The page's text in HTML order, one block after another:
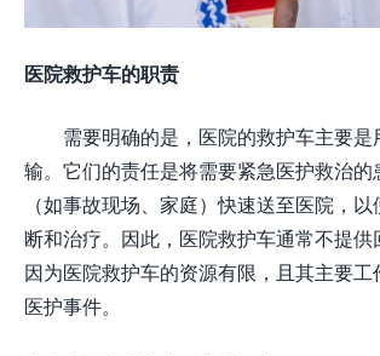
医院救护车的职责
需要明确的是，医院的救护车主要是
输。它们的责任是将需要紧急医护救治的
（如事故现场、家庭）快速送至医院，
断和治疗。因此，医院救护车通常不提供
因为医院救护车的资源有限，且其主要工
医护事件。